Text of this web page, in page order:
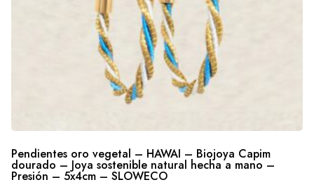
Pendientes oro vegetal – HAWAI – Biojoya Capim
dourado – Joya sostenible natural hecha a mano –
Presión – 5x4cm – SLOWECO